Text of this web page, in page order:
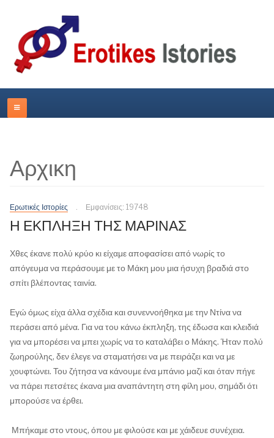
Αρχικη
Ερωτικές Ιστορίες Εμφανίσεις: 19748
Η ΕΚΠΛΗΞΗ ΤΗΣ ΜΑΡΙΝΑΣ
Χθες έκανε πολύ κρύο κι είχαμε αποφασίσει από νωρίς το
απόγευμα να περάσουμε με το Μάκη μου μια ήσυχη βραδιά στο
σπίτι βλέποντας ταινία.
Εγώ όμως είχα άλλα σχέδια και συνεννοήθηκα με την Ντίνα να
περάσει από μένα. Για να του κάνω έκπληξη, της έδωσα και κλειδιά
για να μπορέσει να μπει χωρίς να το καταλάβει ο Μάκης. Ήταν πολύ
ζωηρούλης, δεν έλεγε να σταματήσει να με πειράζει και να με
χουφτώνει. Του ζήτησα να κάνουμε ένα μπάνιο μαζί και όταν πήγε
να πάρει πετσέτες έκανα μια αναπάντητη στη φίλη μου, σημάδι ότι
μπορούσε να έρθει.
Μπήκαμε στο ντους, όπου με φιλούσε και με χάιδευε συνέχεια.